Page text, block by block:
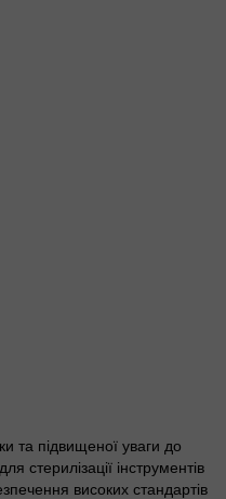
та підвищеної уваги до
стерилізації інструментів
високих стандартів